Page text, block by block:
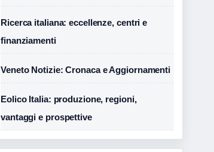
Ricerca italiana: eccellenze, centri e
finanziamenti
Veneto Notizie: Cronaca e Aggiornamenti
Eolico Italia: produzione, regioni,
vantaggi e prospettive